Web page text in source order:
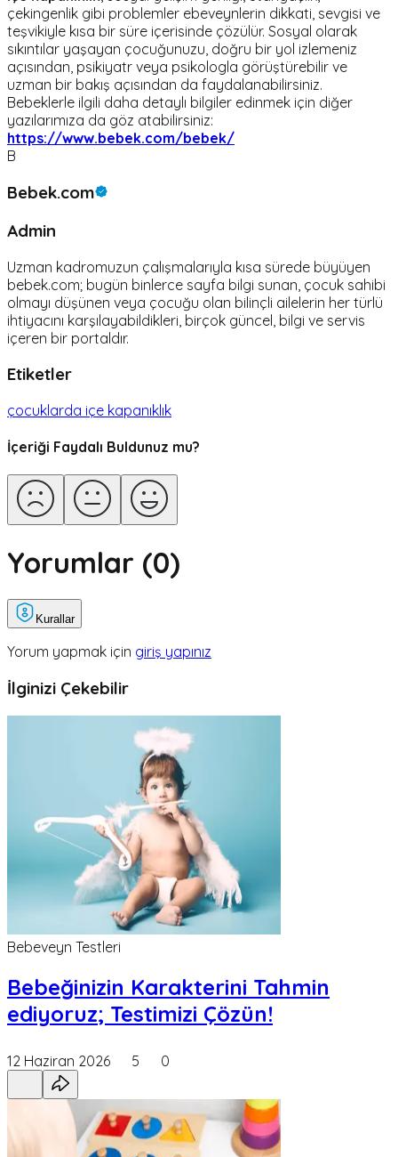
çekingenlik gibi problemler ebeveynlerin dikkati, sevgisi ve
teşvikiyle kısa bir süre içerisinde çözülür. Sosyal olarak
sıkıntılar yaşayan çocuğunuzu, doğru bir yol izlemeniz
açısından, psikiyatr veya psikologla görüştürebilir ve
uzman bir bakış açısından da faydalanabilirsiniz.
Bebeklerle ilgili daha detaylı bilgiler edinmek için diğer
yazılarımıza da göz atabilirsiniz:
https://www.bebek.com/bebek/
B
Bebek.com
Admin
Uzman kadromuzun çalışmalarıyla kısa sürede büyüyen
bebek.com; bugün binlerce sayfa bilgi sunan, çocuk sahibi
olmayı düşünen veya çocuğu olan bilinçli ailelerin her türlü
ihtiyacını karşılayabildikleri, birçok güncel, bilgi ve servis
içeren bir portaldır.
Etiketler
çocuklarda içe kapanıklık
İçeriği Faydalı Buldunuz mu?
Yorumlar (0)
Kurallar
Yorum yapmak için giriş yapınız
İlginizi Çekebilir
Bebeveyn Testleri
Bebeğinizin Karakterini Tahmin
ediyoruz; Testimizi Çözün!
12 Haziran 2026 5 0